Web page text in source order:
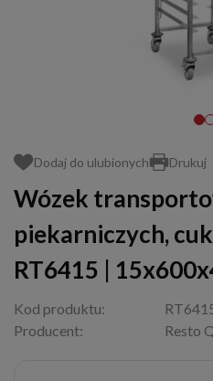
Dodaj do ulubionych Drukuj
Wózek
piekarniczych,
RT6415 |
Kod produktu:
Producent:
Resto